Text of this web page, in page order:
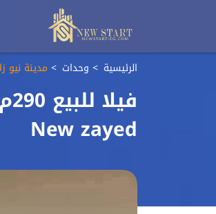
الرئيسية وحدات مدينة نيو
New zayed